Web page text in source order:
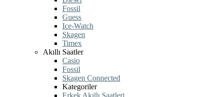
Fossil
Guess
Ice-Watch
Skagen
Timex
Akıllı Saatler
Casio
Fossil
Skagen Connected
Kategoriler
Erkek Akıllı Saatleri